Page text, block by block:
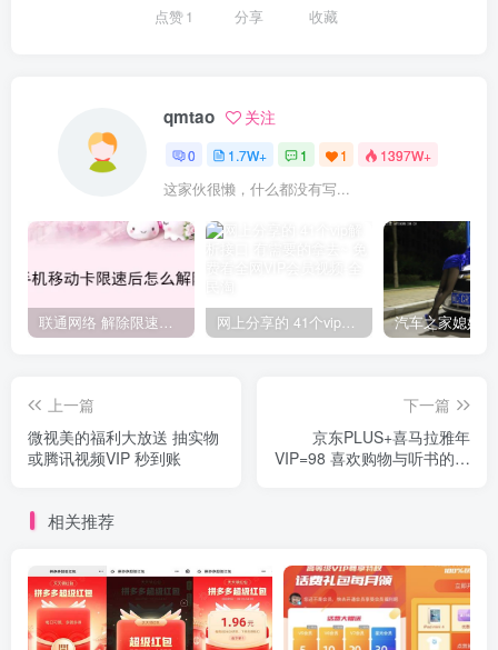
点赞1 分享 收藏
qmtao 关注
0 1.7W+ 1 1 1397W+
这家伙很懒，什么都没有写...
联通网络 解除限速方法参考！畅享、畅玩、老白干等及其它地区自测了 网上分享的 41个vip解析接口 有需要的拿去~ 免费看全网VIP会员视频
上一篇
微视美的福利大放送 抽实物
或腾讯视频VIP 秒到账
下一篇
京东PLUS+喜马拉雅年
VIP=98 喜欢购物与听书的福
相关推荐